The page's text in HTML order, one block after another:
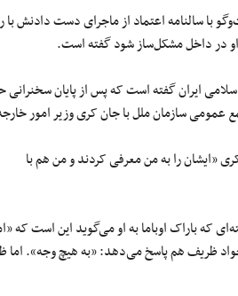
سالنامه اعتماد از ماجرای دست دادنش با
در داخل مشکل‌ساز شود گفته است.
ایران گفته است که پس از پایان
عمومی سازمان ملل با جان کری وزیر امور
«ایشان را به من معرفی کردند و من هم با
که باراک اوباما به او می‌گوید این است که
ظریف هم پاسخ می‌دهد: «به هیچ وجه». اما